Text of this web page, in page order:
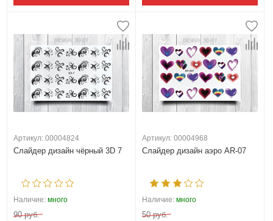
Артикул: 00004824
Слайдер дизайн чёрный 3D 7
Наличие: много
90 руб.
Артикул: 00004968
Слайдер дизайн аэро AR-07
Наличие: много
50 руб.